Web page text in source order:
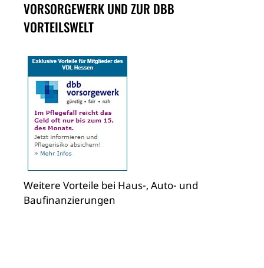
VORSORGEWERK UND ZUR DBB
VORTEILSWELT
Weitere Vorteile bei Haus-, Auto- und
Baufinanzierungen